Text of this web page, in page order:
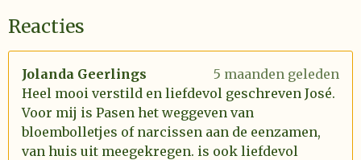
Reacties
Jolanda Geerlings
5 maanden geleden
Heel mooi verstild en liefdevol geschreven José.
Voor mij is Pasen het weggeven van
bloembolletjes of narcissen aan de eenzamen,
van huis uit meegekregen. is ook liefdevol